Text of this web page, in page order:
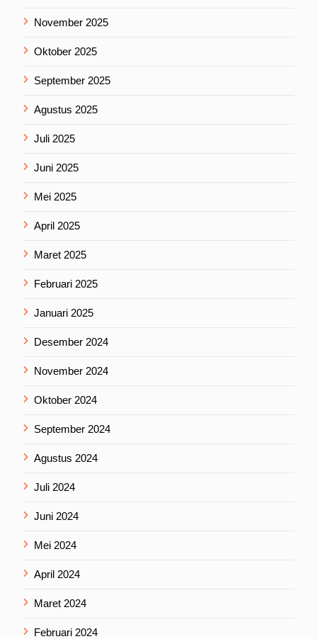
November 2025
Oktober 2025
September 2025
Agustus 2025
Juli 2025
Juni 2025
Mei 2025
April 2025
Maret 2025
Februari 2025
Januari 2025
Desember 2024
November 2024
Oktober 2024
September 2024
Agustus 2024
Juli 2024
Juni 2024
Mei 2024
April 2024
Maret 2024
Februari 2024